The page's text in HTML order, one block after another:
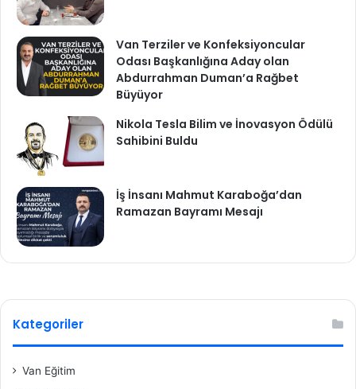
Van Terziler ve Konfeksiyoncular
Odası Başkanlığına Aday olan
Abdurrahman Duman’a Rağbet
Büyüyor
Nikola Tesla Bilim ve İnovasyon Ödülü
Sahibini Buldu
İş İnsanı Mahmut Karaboğa’dan
Ramazan Bayramı Mesajı
Kategoriler
Van Eğitim